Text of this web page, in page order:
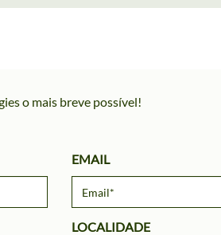
o mais breve possível!
EMAIL
LOCALIDADE